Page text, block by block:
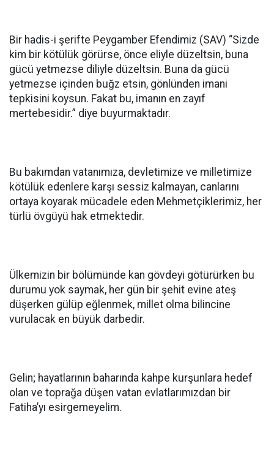
Bir hadis-i şerifte Peygamber Efendimiz (SAV) “Sizde
kim bir kötülük görürse, önce eliyle düzeltsin, buna
gücü yetmezse diliyle düzeltsin. Buna da gücü
yetmezse içinden buğz etsin, gönlünden imani
tepkisini koysun. Fakat bu, imanın en zayıf
mertebesidir.” diye buyurmaktadır.
Bu bakımdan vatanımıza, devletimize ve milletimize
kötülük edenlere karşı sessiz kalmayan, canlarını
ortaya koyarak mücadele eden Mehmetçiklerimiz, her
türlü övgüyü hak etmektedir.
Ülkemizin bir bölümünde kan gövdeyi götürürken bu
durumu yok saymak, her gün bir şehit evine ateş
düşerken gülüp eğlenmek, millet olma bilincine
vurulacak en büyük darbedir.
Gelin; hayatlarının baharında kahpe kurşunlara hedef
olan ve toprağa düşen vatan evlatlarımızdan bir
Fatiha’yı esirgemeyelim.